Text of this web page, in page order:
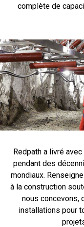
complète de
Redpath a livré
pendant des
mondiaux.
à la construction
nous concevons,
installations pour